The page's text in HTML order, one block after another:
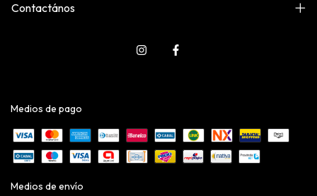
Contactános
Medios de pago
Medios de envío